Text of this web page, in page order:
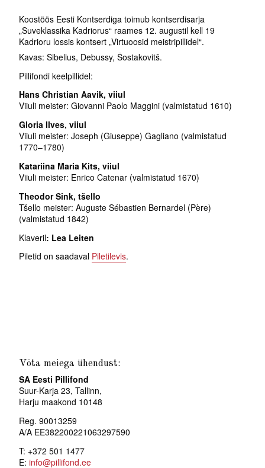
Koostöös Eesti Kontserdiga toimub kontserdisarja
„Suveklassika Kadriorus“ raames 12. augustil kell 19
Kadrioru lossis kontsert „Virtuoosid meistripillidel“.
Kavas: Sibelius, Debussy, Šostakovitš.
Pillifondi keelpillidel:
Hans Christian Aavik, viiul
Viiuli meister: Giovanni Paolo Maggini (valmistatud 1610)
Gloria Ilves, viiul
Viiuli meister: Joseph (Giuseppe) Gagliano (valmistatud
1770–1780)
Katariina Maria Kits, viiul
Viiuli meister: Enrico Catenar (valmistatud 1670)
Theodor Sink, tšello
Tšello meister: Auguste Sébastien Bernardel (Père)
(valmistatud 1842)
Klaveril: Lea Leiten
Piletid on saadaval Piletilevis.
Võta meiega ühendust:
SA Eesti Pillifond
Suur-Karja 23, Tallinn,
Harju maakond 10148
Reg. 90013259
A/A EE382200221063297590
T: +372 501 1477
E:info@pillifond.ee